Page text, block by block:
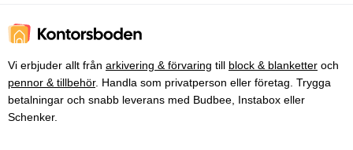
Vi erbjuder allt från arkivering & förvaring till block & blanketter och
pennor & tillbehör. Handla som privatperson eller företag. Trygga
betalningar och snabb leverans med Budbee, Instabox eller
Schenker.